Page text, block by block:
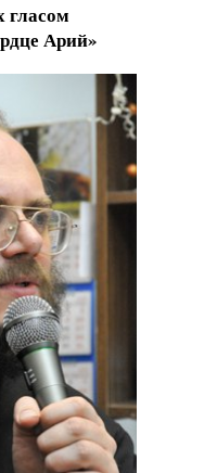
гласом
Арий»